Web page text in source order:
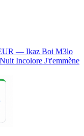
— Ikaz Boi M3lo
Incolore J't'emmène